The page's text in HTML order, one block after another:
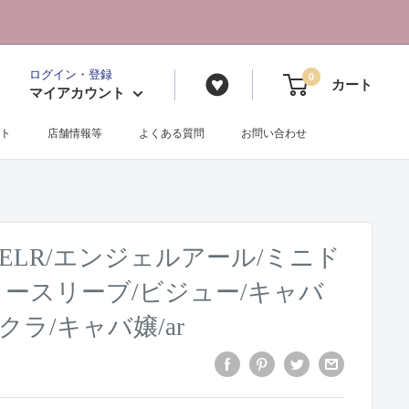
ログイン・登録
マイアカウント
0 カート
店舗情報等 よくある質問 お問い合わせ
エンジェルアール/ミニド
スリーブ/ビジュー/キャバ
ラ/キャバ嬢/ar